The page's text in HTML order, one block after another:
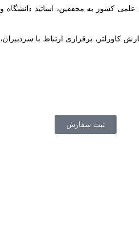
کشور به محققین، اساتید دانشگاه و
کاورلتر، برقراری ارتباط با سردبیران،
ثبت سفارش